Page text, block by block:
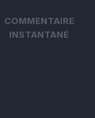
COMMENTAIRE
INSTANTANÉ